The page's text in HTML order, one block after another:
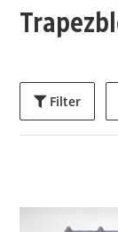
Filter